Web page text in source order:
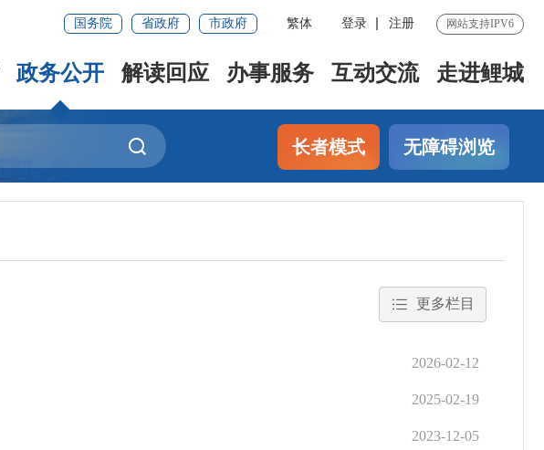
国务院 省政府 市政府 繁体 登录 注册 网站支持IPV6
政务公开 解读回应 办事服务 互动交流 走进鲤城
长者模式 无障碍浏览
更多栏目
2026-02-12
2025-02-19
2023-12-05